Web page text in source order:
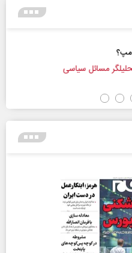
مسائل سیاسی